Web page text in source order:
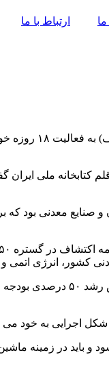
ارتباط با ما
تهران – ایرنا – دوره کارگاهی
کتابخانه ملی
که سال گذشته ۹.۲ میلیارد دلار ارزش
غریب پور تصریح کرد: امروز اولویت ایمیدرو
و باید در زمینه